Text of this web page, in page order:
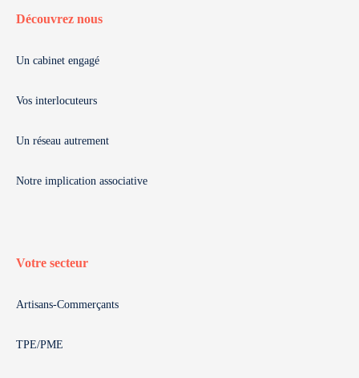
Découvrez nous
Un cabinet engagé
Vos interlocuteurs
Un réseau autrement
Notre implication associative
Votre secteur
Artisans-Commerçants
TPE/PME